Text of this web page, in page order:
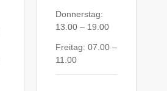
Donnerstag:
13.00 – 19.00
Freitag: 07.00 –
11.00